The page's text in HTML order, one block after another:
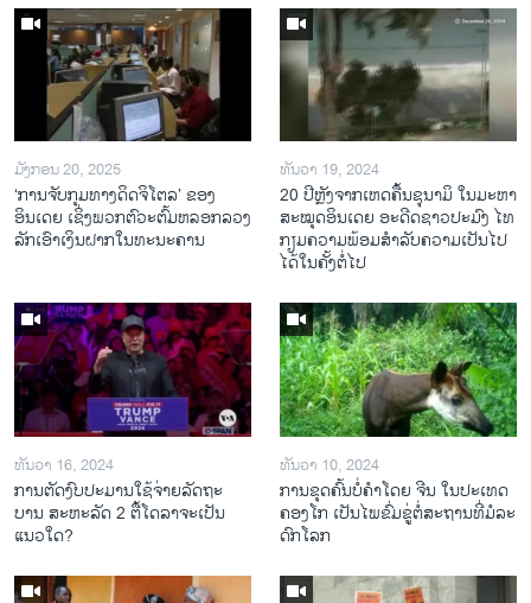
ພາສາຕ່າງໆ
ມັງກອນ 20, 2025
‘ການຈັບກຸມທາງດິດຈິໂຕລ’ ຂອງ
ອິນເດຍ ເຊິ່ງພວກຕົວະຕົ້ມຫລອກລວງ
ລັກເອົາເງິນຝາກໃນທະນະຄານ
ທັນວາ 19, 2024
20 ປີຫຼັງ​ຈາກ​ເຫດ​ຄື້ນ​ຊຸ​ນາ​ມິ ໃນ​ມະ​ຫາ​
ສະ​ໝຸດ​ອິນ​ເດຍ ອະ​ດີດ​ຊາວ​ປະ​ມົງ ໄທ
ກຽມ​ຄວາມ​ພ້ອມ​ສຳ​ລັບ​ຄວາມ​ເປັນ​ໄປ​
ໄດ້​ໃນ​ຄັ້ງ​ຕໍ່​ໄປ
ທັນວາ 16, 2024
ການ​ຕັດ​ງົບ​ປະ​ມານ​ໃຊ້​ຈ່າຍ​ລັດ​ຖະ​
ບານ ສະ​ຫະ​ລັດ 2 ຕື້​ໂດ​ລາ​ຈະ​ເປັນ​
ແນວ​ໃດ?
ທັນວາ 10, 2024
ການ​ຂຸດ​ຄົ້ນ​ບໍ່​ຄຳ​ໂດຍ ຈີນ ໃນ​ປະ​ເທດ
ຄອງ​ໂກ ເປັນ​ໄພ​ຂົ່ມ​ຂູ່​ຕໍ່​ສະ​ຖານ​ທີ່​ມໍ​ລະ​
ດົກ​ໂລກ​